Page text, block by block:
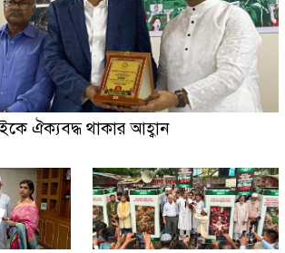
ঐক্যবদ্ধ থাকার আহ্বান